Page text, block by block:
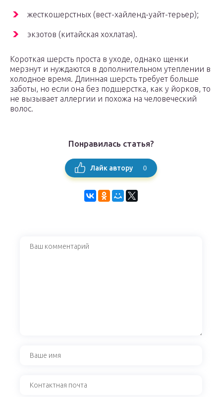
жесткошерстных (вест-хайленд-уайт-терьер);
экзотов (китайская хохлатая).
Короткая шерсть проста в уходе, однако щенки
мерзнут и нуждаются в дополнительном утеплении в
холодное время. Длинная шерсть требует больше
заботы, но если она без подшерстка, как у йорков, то
не вызывает аллергии и похожа на человеческий
волос.
Понравилась статья?
Лайк автору 0